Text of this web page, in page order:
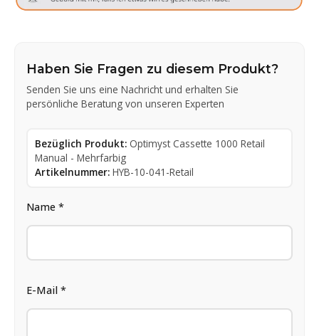
Haben Sie Fragen zu diesem Produkt?
Senden Sie uns eine Nachricht und erhalten Sie
persönliche Beratung von unseren Experten
Bezüglich Produkt: Optimyst Cassette 1000 Retail
Manual - Mehrfarbig
Artikelnummer: HYB-10-041-Retail
Name *
E-Mail *